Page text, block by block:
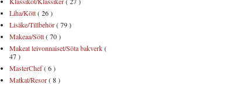
Liha/Kött( 26 )
Lisäke/Tillbehör( 79 )
Makeaa/Sött( 70 )
Makeat leivonnaiset/Söta bakverk(
47 )
MasterChef( 6 )
Matkat/Resor( 8 )